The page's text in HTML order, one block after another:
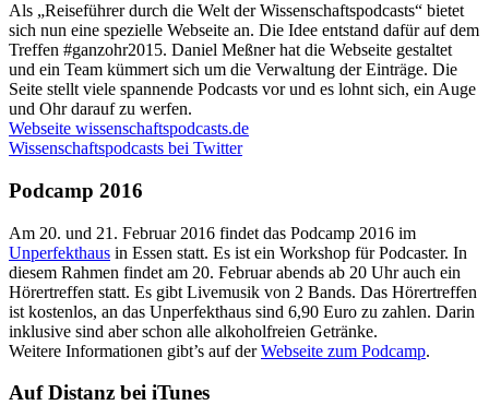
Als „Reiseführer durch die Welt der Wissenschaftspodcasts“ bietet
sich nun eine spezielle Webseite an. Die Idee entstand dafür auf dem
Treffen #ganzohr2015. Daniel Meßner hat die Webseite gestaltet
und ein Team kümmert sich um die Verwaltung der Einträge. Die
Seite stellt viele spannende Podcasts vor und es lohnt sich, ein Auge
und Ohr darauf zu werfen.
Webseite wissenschaftspodcasts.de
Wissenschaftspodcasts bei Twitter
Podcamp 2016
Am 20. und 21. Februar 2016 findet das Podcamp 2016 im
Unperfekthaus in Essen statt. Es ist ein Workshop für Podcaster. In
diesem Rahmen findet am 20. Februar abends ab 20 Uhr auch ein
Hörertreffen statt. Es gibt Livemusik von 2 Bands. Das Hörertreffen
ist kostenlos, an das Unperfekthaus sind 6,90 Euro zu zahlen. Darin
inklusive sind aber schon alle alkoholfreien Getränke.
Weitere Informationen gibt’s auf derWebseite zum Podcamp.
Auf Distanz bei iTunes